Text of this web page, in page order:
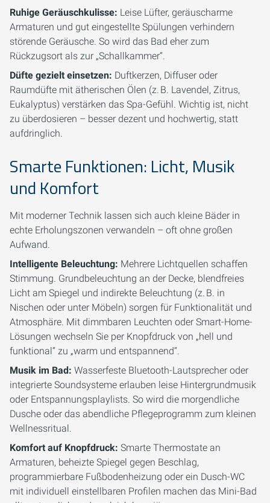
Ruhige Geräuschkulisse: Leise Lüfter, geräuscharme
Armaturen und gut eingestellte Spülungen verhindern
störende Geräusche. So wird das Bad eher zum
Rückzugsort als zur „Schallkammer“.
Düfte gezielt einsetzen: Duftkerzen, Diffuser oder
Raumdüfte mit ätherischen Ölen (z. B. Lavendel, Zitrus,
Eukalyptus) verstärken das Spa-Gefühl. Wichtig ist, nicht
zu überdosieren – besser dezent und hochwertig, statt
aufdringlich.
Smarte Funktionen: Licht, Musik
und Komfort
Mit moderner Technik lassen sich auch kleine Bäder in
echte Erholungszonen verwandeln – oft ohne großen
Aufwand.
Intelligente Beleuchtung: Mehrere Lichtquellen schaffen
Stimmung. Grundbeleuchtung an der Decke, blendfreies
Licht am Spiegel und indirekte Beleuchtung (z. B. in
Nischen oder unter Möbeln) sorgen für Funktionalität und
Atmosphäre. Mit dimmbaren Leuchten oder Smart-Home-
Lösungen wechseln Sie per Knopfdruck von „hell und
funktional“ zu „warm und entspannend“.
Musik im Bad: Wasserfeste Bluetooth-Lautsprecher oder
integrierte Soundsysteme erlauben leise Hintergrundmusik
oder Entspannungsplaylists. So wird die morgendliche
Dusche oder das abendliche Pflegeprogramm zum kleinen
Wellnessritual.
Komfort auf Knopfdruck: Smarte Thermostate an
Armaturen, beheizte Spiegel gegen Beschlag,
programmierbare Fußbodenheizung oder ein Dusch-WC
mit individuell einstellbaren Profilen machen das Mini-Bad